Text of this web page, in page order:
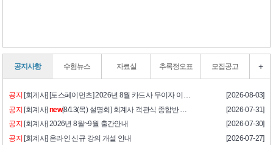
공지사항
공지 [회계사] [토스페이먼츠] 2026년 8월 카드사 무이자 이벤트
[2026-08-03]
공지[회계사]new[8/13(목) 설명회] 회계사 객관식 종합반 설명회 안내
[2026-07-31]
공지 [회계사] 2026년 8월~9월 출간안내
[2026-07-30]
공지[회계사] 온라인 신규 강의 개설 안내
[2026-07-27]
+
수험뉴스 자료실 추록정오표 모집공고